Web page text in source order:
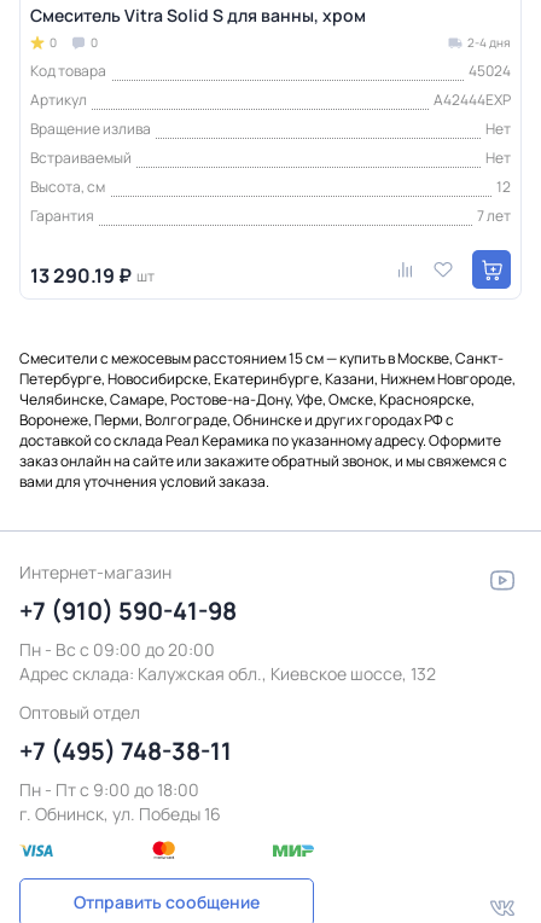
Смеситель Vitra Solid S для ванны, хром
0 0 2-4 дня
Код товара
45024
Артикул
A42444EXP
Вращение излива
Нет
Встраиваемый
Нет
Высота, см
12
Гарантия
7 лет
13 290.19 ₽ шт
Смесители с межосевым расстоянием 15 см — купить в Москве, Санкт-
Петербурге, Новосибирске, Екатеринбурге, Казани, Нижнем Новгороде,
Челябинске, Самаре, Ростове-на-Дону, Уфе, Омске, Красноярске,
Воронеже, Перми, Волгограде, Обнинске и других городах РФ с
доставкой со склада Реал Керамика по указанному адресу. Оформите
заказ онлайн на сайте или закажите обратный звонок, и мы свяжемся с
вами для уточнения условий заказа.
Интернет-магазин
+7 (910) 590-41-98
Пн - Вс с 09:00 до 20:00
Адрес склада: Калужская обл., Киевское шоссе, 132
Оптовый отдел
+7 (495) 748-38-11
Пн - Пт c 9:00 до 18:00
г. Обнинск, ул. Победы 16
Отправить сообщение